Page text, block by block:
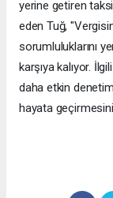
yerine getiren
eden Tuğ,
sorumluluklarını
karşıya kalıyor.
daha etkin
hayata